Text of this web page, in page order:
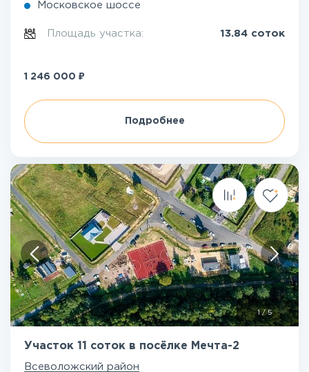
Московское шоссе
Площадь участка: 13.84 соток
1 246 000 ₽
Подробнее
1/5
Участок 11 соток в посёлке Мечта-2
Всеволожский район